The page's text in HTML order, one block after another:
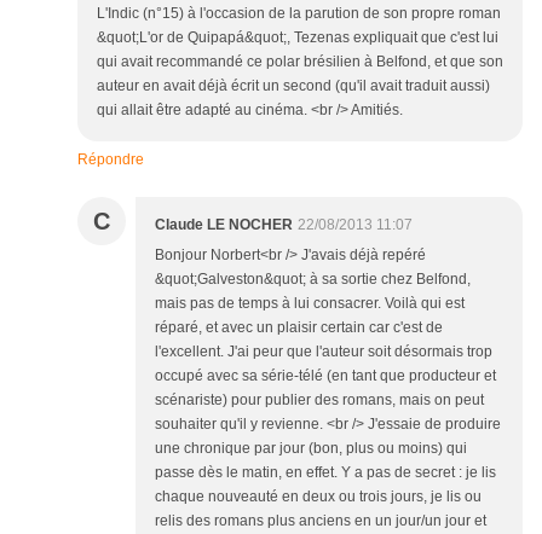
L'Indic (n°15) à l'occasion de la parution de son propre roman
&quot;L'or de Quipapá&quot;, Tezenas expliquait que c'est lui
qui avait recommandé ce polar brésilien à Belfond, et que son
auteur en avait déjà écrit un second (qu'il avait traduit aussi)
qui allait être adapté au cinéma. <br /> Amitiés.
Répondre
C Claude LE NOCHER 22/08/2013 11:07
Bonjour Norbert<br /> J'avais déjà repéré
&quot;Galveston&quot; à sa sortie chez Belfond,
mais pas de temps à lui consacrer. Voilà qui est
réparé, et avec un plaisir certain car c'est de
l'excellent. J'ai peur que l'auteur soit désormais trop
occupé avec sa série-télé (en tant que producteur et
scénariste) pour publier des romans, mais on peut
souhaiter qu'il y revienne. <br /> J'essaie de produire
une chronique par jour (bon, plus ou moins) qui
passe dès le matin, en effet. Y a pas de secret : je lis
chaque nouveauté en deux ou trois jours, je lis ou
relis des romans plus anciens en un jour/un jour et